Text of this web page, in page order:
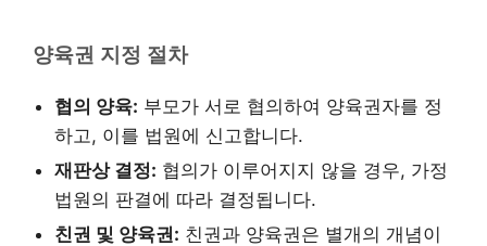
양육권 지정 절차
협의 양육: 부모가 서로 협의하여 양육권자를 정
하고, 이를 법원에 신고합니다.
재판상 결정: 협의가 이루어지지 않을 경우, 가정
법원의 판결에 따라 결정됩니다.
친권 및 양육권: 친권과 양육권은 별개의 개념이